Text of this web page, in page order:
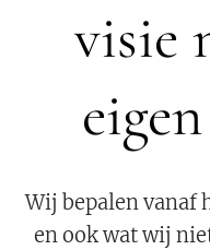
visie
Wij bepalen vanaf
en ook wat wij